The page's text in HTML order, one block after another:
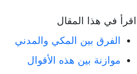
اقرأ في هذا المقال
الفرق بين المكي والمدني
موازنة بين هذه الأقوال